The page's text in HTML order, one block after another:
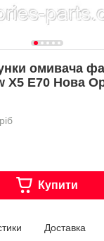
омивача
X5 E70 Нова
Купити
Доставка